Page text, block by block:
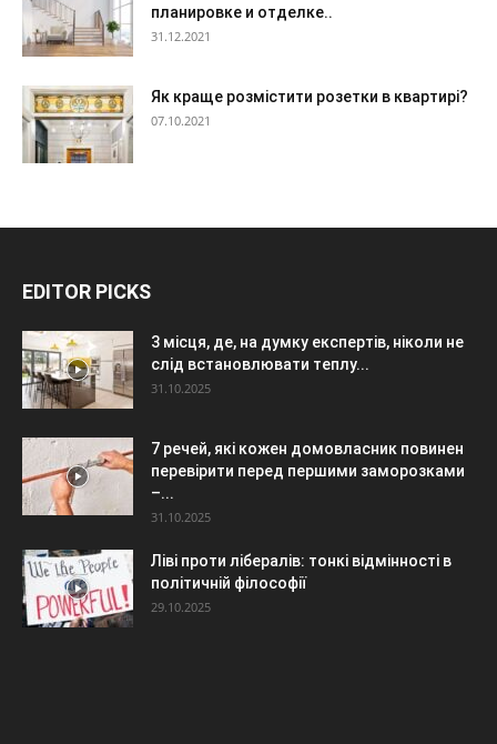
планировке и отделке..
31.12.2021
Як краще розмістити розетки в квартирі?
07.10.2021
EDITOR PICKS
3 місця, де, на думку експертів, ніколи не
слід встановлювати теплу...
31.10.2025
7 речей, які кожен домовласник повинен
перевірити перед першими заморозками
–...
31.10.2025
Ліві проти лібералів: тонкі відмінності в
політичній філософії
29.10.2025